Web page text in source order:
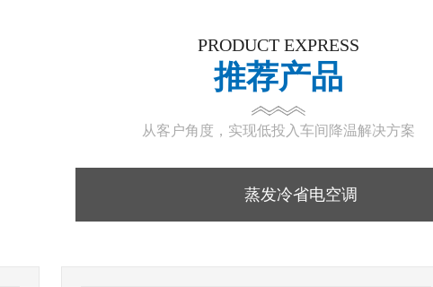
PRODUCT EXPRESS
推荐产品
从客户角度，实现低投入车间降温解决方案
蒸发冷省电空调